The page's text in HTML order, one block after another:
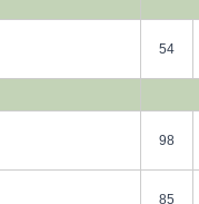
54
98
85